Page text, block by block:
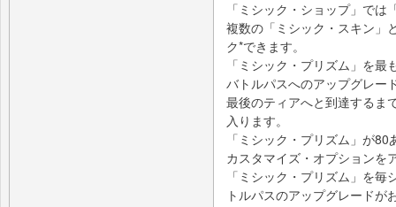
「ミシック・ショップ」で
複数の「ミシック・スキン」
ク*できます。
「ミシック・プリズム」を
バトルパスへのアップグレー
最後のティアへと到達するま
入ります。
「ミシック・プリズム」が
カスタマイズ・オプションを
「ミシック・プリズム」を
トルパスのアップグレードが